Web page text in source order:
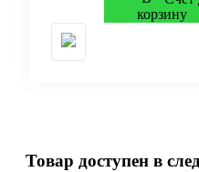
Товар доступен в